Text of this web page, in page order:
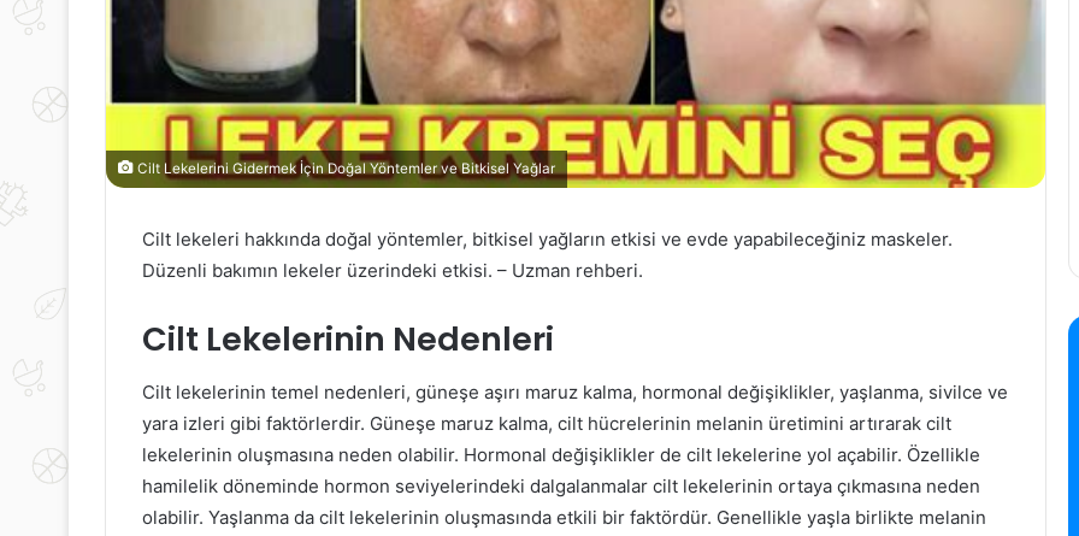
Cilt Lekelerini Gidermek İçin Doğal Yöntemler ve Bitkisel Yağlar
Cilt lekeleri hakkında doğal yöntemler, bitkisel yağların etkisi ve evde yapabileceğiniz maskeler.
Düzenli bakımın lekeler üzerindeki etkisi. – Uzman rehberi.
Cilt Lekelerinin Nedenleri
Cilt lekelerinin temel nedenleri, güneşe aşırı maruz kalma, hormonal değişiklikler, yaşlanma, sivilce ve
yara izleri gibi faktörlerdir. Güneşe maruz kalma, cilt hücrelerinin melanin üretimini artırarak cilt
lekelerinin oluşmasına neden olabilir. Hormonal değişiklikler de cilt lekelerine yol açabilir. Özellikle
hamilelik döneminde hormon seviyelerindeki dalgalanmalar cilt lekelerinin ortaya çıkmasına neden
olabilir. Yaşlanma da cilt lekelerinin oluşmasında etkili bir faktördür. Genellikle yaşla birlikte melanin